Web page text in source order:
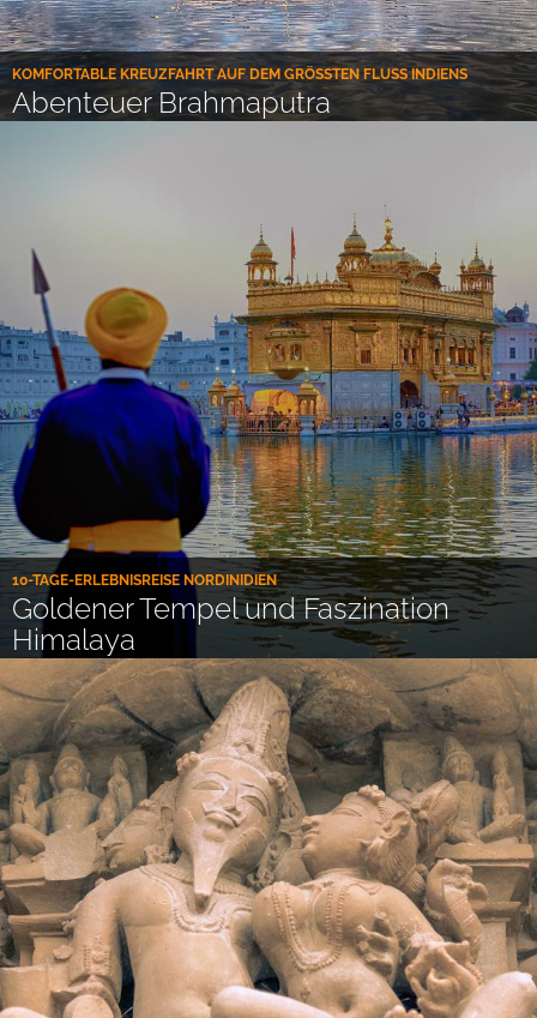
KOMFORTABLE KREUZFAHRT AUF DEM GRÖSSTEN FLUSS INDIENS
Abenteuer Brahmaputra
10-TAGE-ERLEBNISREISE NORDINIDIEN
Goldener Tempel und Faszination
Himalaya